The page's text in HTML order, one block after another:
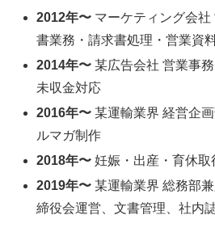
2012年〜 マーケティング会
書業務・請求書処理・営業資
2014年〜 某広告会社 営業事
未収金対応
2016年〜 某運輸業界 経営企
ルマガ制作
2018年〜 妊娠・出産・育休取
2019年〜 某運輸業界 総務部
締役会運営、文書管理、社内